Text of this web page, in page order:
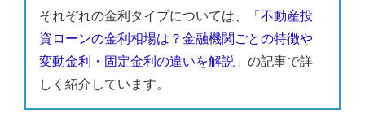
それぞれの金利タイプについては、「不動産投
資ローンの金利相場は？金融機関ごとの特徴や
変動金利・固定金利の違いを解説 」の記事で詳
しく紹介しています。